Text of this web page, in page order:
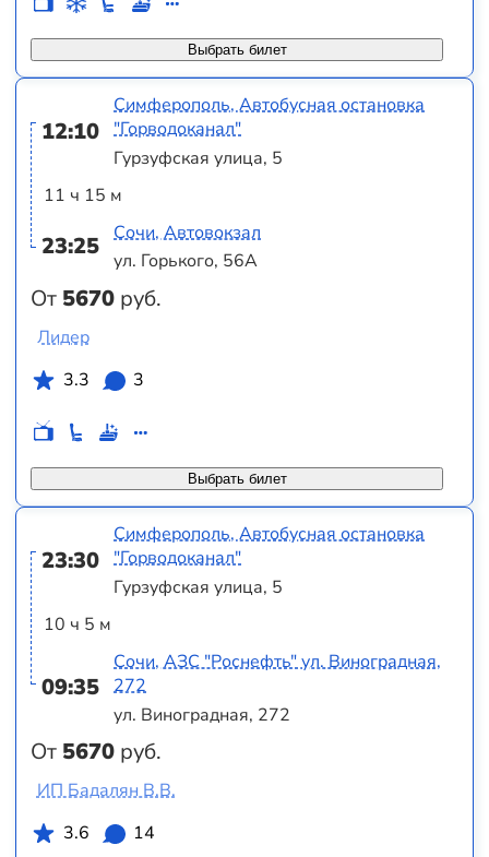
Выбрать билет
12:10
11 ч 15 м
23:25
От 5670 руб.
Симферополь, Автобусная остановка
"Горводоканал"
Гурзуфская улица, 5
Сочи, Автовокзал
ул. Горького, 56А
Выбрать билет
Лидер
3.3
3
23:30
10 ч 5 м
09:35
От 5670 руб.
Симферополь, Автобусная остановка
"Горводоканал"
Гурзуфская улица, 5
Сочи, АЗС "Роснефть" ул. Виноградная,
272
ул. Виноградная, 272
ИП Бадалян В.В.
3.6
14